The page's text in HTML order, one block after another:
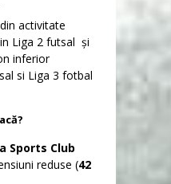
activitate
Liga 2 futsal și
inferior
si Liga 3 fotbal
Sports Club
reduse (42